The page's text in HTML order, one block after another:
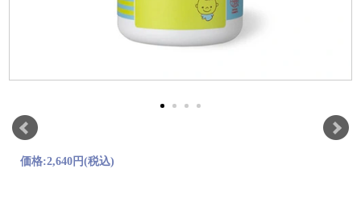
価格:2,640円(税込)